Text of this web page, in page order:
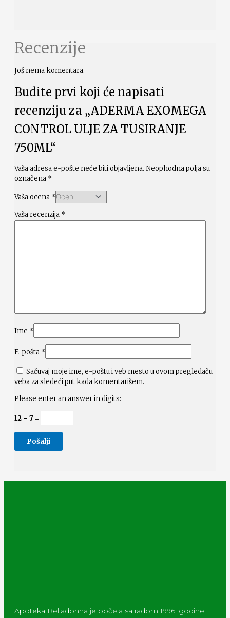
Recenzije
Još nema komentara.
Budite prvi koji će napisati
recenziju za „ADERMA EXOMEGA
CONTROL ULJE ZA TUSIRANJE
750ML“
Vaša adresa e-pošte neće biti objavljena. Neophodna polja su
označena *
Vaša ocena *
Vaša recenzija *
Ime *
E-pošta *
Sačuvaj moje ime, e-poštu i veb mesto u ovom pregledaču
veba za sledeći put kada komentarišem.
Please enter an answer in digits:
12 − 7 =
Apoteka Belladonna je počela sa radom 1996. godine